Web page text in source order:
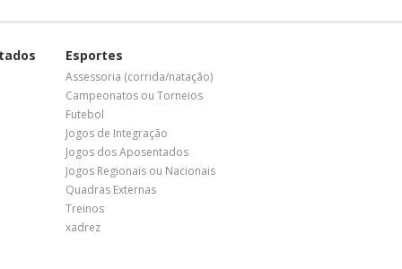
Esportes
Assessoria (corrida/natação)
Campeonatos ou Torneios
Futebol
Jogos de Integração
Jogos dos Aposentados
Jogos Regionais ou Nacionais
Quadras Externas
Treinos
xadrez